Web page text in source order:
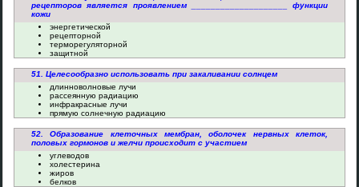
рецепторов является проявлением ____________________ функции
кожи
энергетической
рецепторной
терморегуляторной
защитной
51. Целесообразно использовать при закаливании солнцем
длинноволновые лучи
рассеянную радиацию
инфракрасные лучи
прямую солнечную радиацию
52. Образование клеточных мембран, оболочек нервных клеток,
половых гормонов и желчи происходит с участием
углеводов
холестерина
жиров
белков